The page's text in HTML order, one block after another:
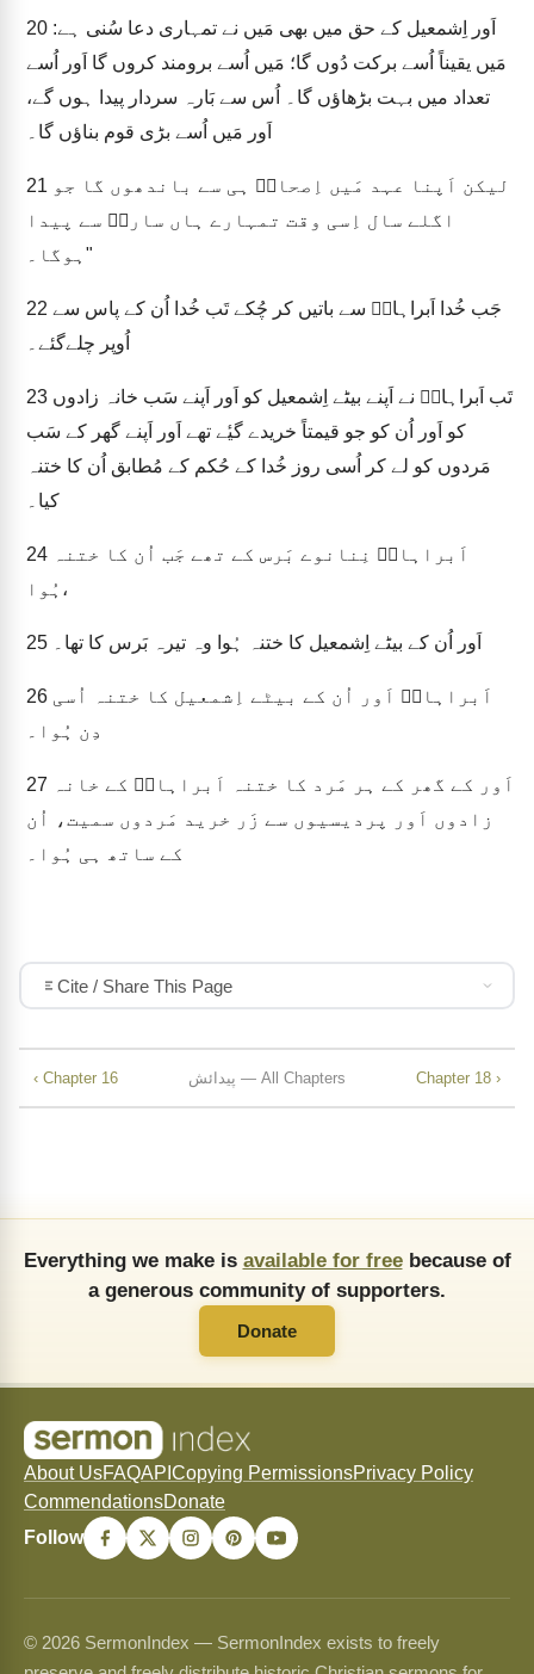
20
مَیں یقیناً اُسے برکت دُوں گا؛ مَیں اُسے برومند کروں گا اَور اُسے
تعداد میں بہت بڑھاؤں گا۔ اُس سے بَارہ سردار پیدا ہوں گے،
اَور مَیں اُسے بڑی قوم بناؤں گا۔
21
اگلے سال اِسی وقت تمہارے ہاں سارہؔ سے پیدا
ہوگا۔"
22
اُوپر چلےگئے۔
23
کو اَور اُن کو جو قیمتاً خریدے گیٔے تھے اَور اَپنے گھر کے سَب
مَردوں کو لے کر اُسی روز خُدا کے حُکم کے مُطابق اُن کا ختنہ
کیا۔
24
ہُوا،
25 اَور اُن کے بیٹے اِشمعیل کا ختنہ ہُوا وہ تیرہ بَرس کا تھا۔
26
دِن ہُوا۔
27
زادوں اَور پردیسیوں سے زَر خرید مَردوں سمیت، اُن
کے ساتھ ہی ہُوا۔
Cite / Share This Page
‹ Chapter 16 پیدائش — All Chapters Chapter 18 ›
Everything we make is available for freebecause of
a generous community of supporters.
Donate
About UsFAQAPI Copying PermissionsPrivacy Policy
CommendationsDonate
Follow
© 2026 SermonIndex — SermonIndex exists to freely